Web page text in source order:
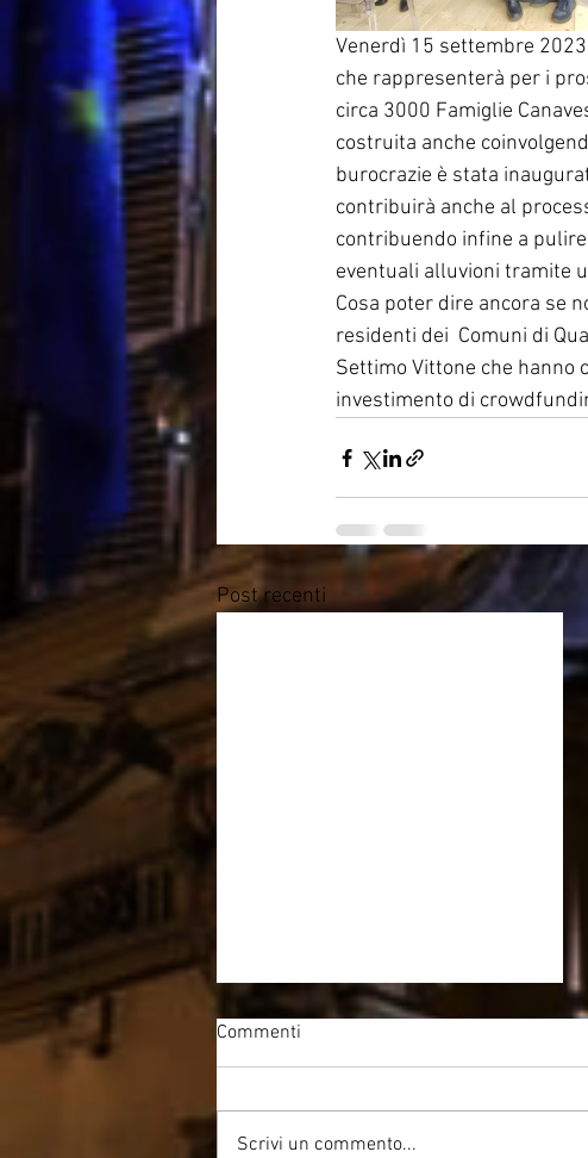
Venerdì 15 settembre
che rappresenterà per i
circa 3000 Famiglie
costruita anche
burocrazie è stata
contribuirà anche al
contribuendo infine a
eventuali alluvioni tramite
Cosa poter dire ancora se
residenti dei  Comuni di
Settimo Vittone che hanno
investimento di
Post recenti
Commenti
Scrivi un commento...